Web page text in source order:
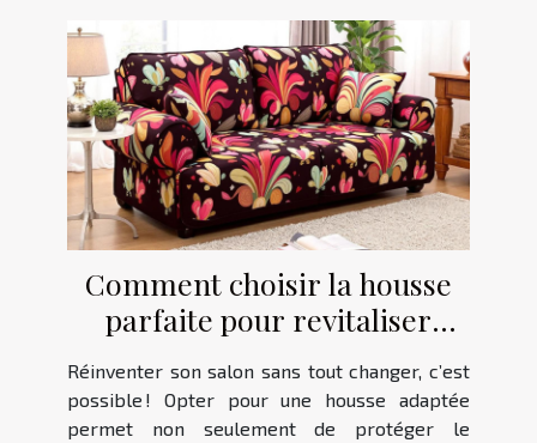
Comment choisir la housse
parfaite pour revitaliser
Réinventer son salon sans tout changer, c’est
possible ! Opter pour une housse adaptée
permet non seulement de protéger le